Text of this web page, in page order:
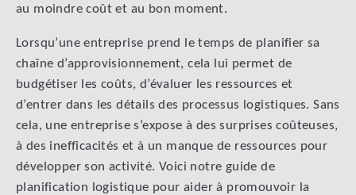
au moindre coût et au bon moment.
Lorsqu’une entreprise prend le temps de planifier sa
chaîne d’approvisionnement, cela lui permet de
budgétiser les coûts, d’évaluer les ressources et
d’entrer dans les détails des processus logistiques. Sans
cela, une entreprise s’expose à des surprises coûteuses,
à des inefficacités et à un manque de ressources pour
développer son activité. Voici notre guide de
planification logistique pour aider à promouvoir la